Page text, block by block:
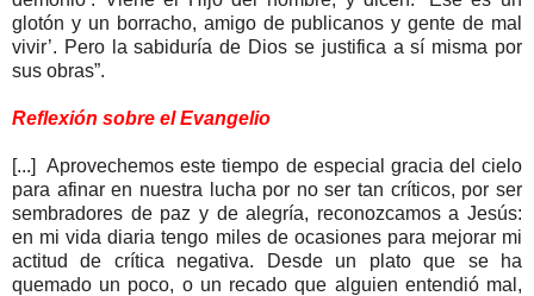
glotón y un borracho, amigo de publicanos y gente de mal
vivir’. Pero la sabiduría de Dios se justifica a sí misma por
sus obras”.
Reflexión sobre el Evangelio
[...] Aprovechemos este tiempo de especial gracia del cielo
para afinar en nuestra lucha por no ser tan críticos, por ser
sembradores de paz y de alegría, reconozcamos a Jesús:
en mi vida diaria tengo miles de ocasiones para mejorar mi
actitud de crítica negativa. Desde un plato que se ha
quemado un poco, o un recado que alguien entendió mal,